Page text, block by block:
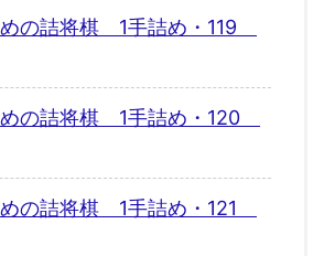
の詰将棋 1手詰め・119
めの詰将棋 1手詰め・120
の詰将棋 1手詰め・121